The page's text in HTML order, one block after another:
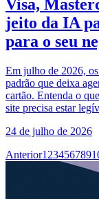
Visa,
jeito da IA
para o seu
Em julho de 2026,
padrão que deixa
cartão. Entenda o
site precisa estar
24 de julho de 2026
Anterior1 23456789